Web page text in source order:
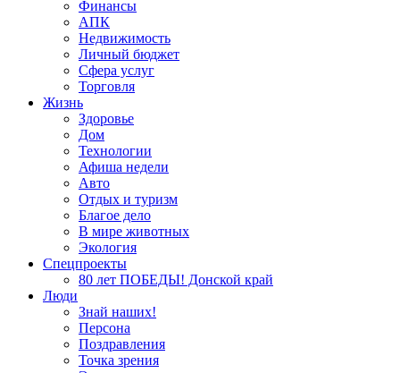
Финансы
АПК
Недвижимость
Личный бюджет
Сфера услуг
Торговля
Жизнь
Здоровье
Дом
Технологии
Афиша недели
Авто
Отдых и туризм
Благое дело
В мире животных
Экология
Спецпроекты
80 лет ПОБЕДЫ! Донской край
Люди
Знай наших!
Персона
Поздравления
Точка зрения